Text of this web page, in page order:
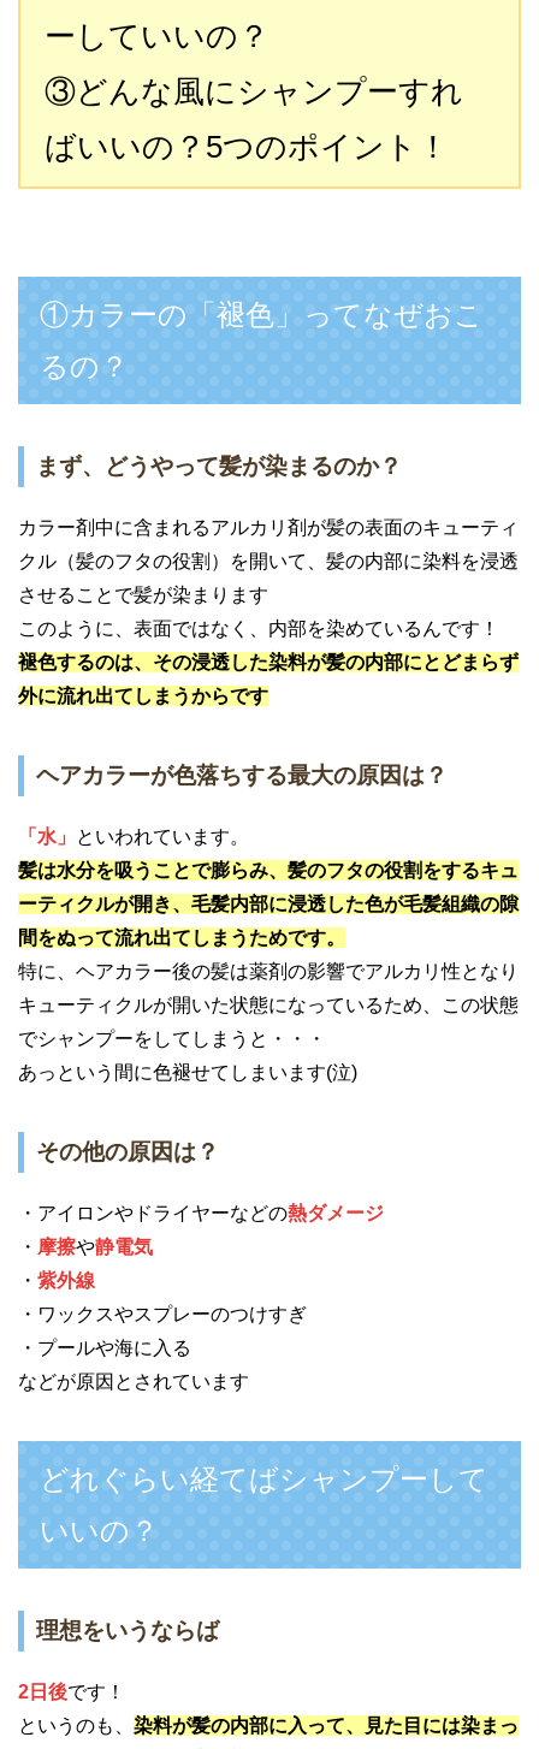
ーしていいの？
③どんな風にシャンプーすれ
ばいいの？5つのポイント！
①カラーの「褪色」ってなぜおこ
るの？
まず、どうやって髪が染まるのか？
カラー剤中に含まれるアルカリ剤が髪の表面のキューティ
クル（髪のフタの役割）を開いて、髪の内部に染料を浸透
させることで髪が染まります
このように、表面ではなく、内部を染めているんです！
褪色するのは、その浸透した染料が髪の内部にとどまらず
外に流れ出てしまうからです
ヘアカラーが色落ちする最大の原因は？
「水」
といわれています。
髪は水分を吸うことで膨らみ、髪のフタの役割をするキュ
ーティクルが開き、毛髪内部に浸透した色が毛髪組織の隙
間をぬって流れ出てしまうためです。
特に、ヘアカラー後の髪は薬剤の影響でアルカリ性となり
キューティクルが開いた状態になっているため、この状態
でシャンプーをしてしまうと・・・
あっという間に色褪せてしまいます(泣)
その他の原因は？
・アイロンやドライヤーなどの熱ダメージ
・ 摩擦や静電気
・ 紫外線
・ワックスやスプレーのつけすぎ
・プールや海に入る
などが原因とされています
どれぐらい経てばシャンプーして
いいの？
理想をいうならば
2日後です！
というのも、 染料が髪の内部に入って、見た目には染まっ